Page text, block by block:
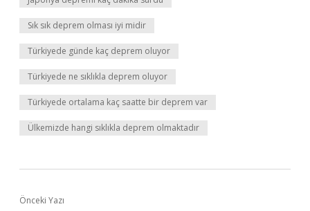
Sık sık deprem olması iyi midir
Türkiyede günde kaç deprem oluyor
Türkiyede ne sıklıkla deprem oluyor
Türkiyede ortalama kaç saatte bir deprem var
Ülkemizde hangi sıklıkla deprem olmaktadır
Önceki Yazı